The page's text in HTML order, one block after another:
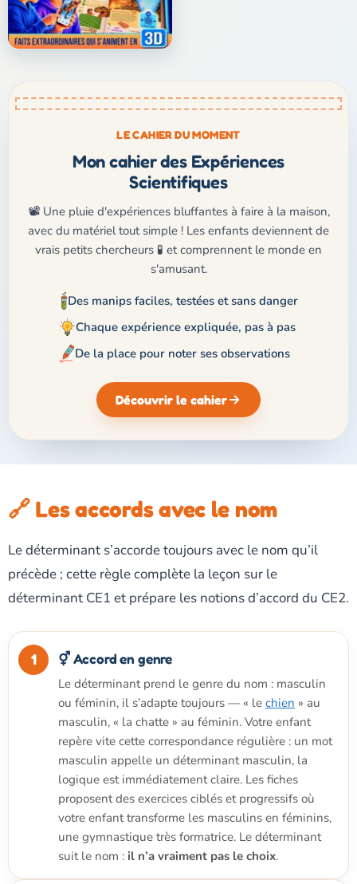
LE CAHIER DU MOMENT
Mon cahier des Expériences
Scientifiques
📽️ Une pluie d'expériences bluffantes à faire à la maison,
avec du matériel tout simple ! Les enfants deviennent de
vrais petits chercheurs 🧪 et comprennent le monde en
s'amusant.
Des manips faciles, testées et sans danger
Chaque expérience expliquée, pas à pas
De la place pour noter ses observations
Découvrir le cahier
🔗 Les accords avec le nom
Le déterminant s’accorde toujours avec le nom qu’il
précède ; cette règle complète la leçon sur le
déterminant CE1 et prépare les notions d’accord du CE2.
⚥ Accord en genre
Le déterminant prend le genre du nom : masculin
ou féminin, il s’adapte toujours — « le chien » au
masculin, « la chatte » au féminin. Votre enfant
repère vite cette correspondance régulière : un mot
masculin appelle un déterminant masculin, la
logique est immédiatement claire. Les fiches
proposent des exercices ciblés et progressifs où
votre enfant transforme les masculins en féminins,
une gymnastique très formatrice. Le déterminant
suit le nom : il n’a vraiment pas le choix.